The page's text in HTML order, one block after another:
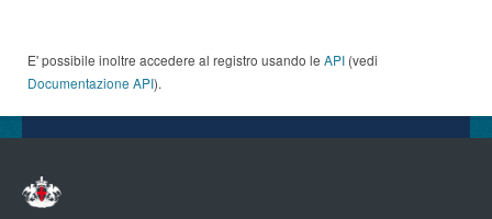
E' possibile inoltre accedere al registro usando le API (vedi
Documentazione API).